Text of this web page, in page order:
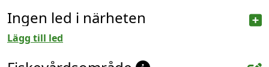
Ingen led i närheten
Lägg till led